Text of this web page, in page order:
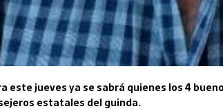
este jueves ya se sabrá quienes los 4
estatales del guinda.